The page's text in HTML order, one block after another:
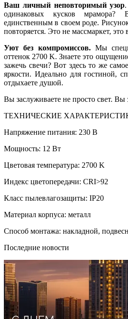
Ваш личный неповторимый узор
одинаковых кусков мрамора?
единственным в своем роде.
повторяется. Это не массмаркет,
Уют без компромиссов.Мы
оттенок 2700 K. Знаете это
зажечь свечи? Вот здесь то же
яркости. Идеально для гостиной,
отдыхаете душой.
Вы заслуживаете не просто свет. Вы
ТЕХНИЧЕСКИЕ
Напряжение питания: 230 В
Мощность: 12 Вт
Цветовая температура: 2700 K
Индекс цветопередачи: CRI>92
Класс пылевлагозащиты: IP20
Материал корпуса: металл
Способ монтажа: накладной,
Последние новости